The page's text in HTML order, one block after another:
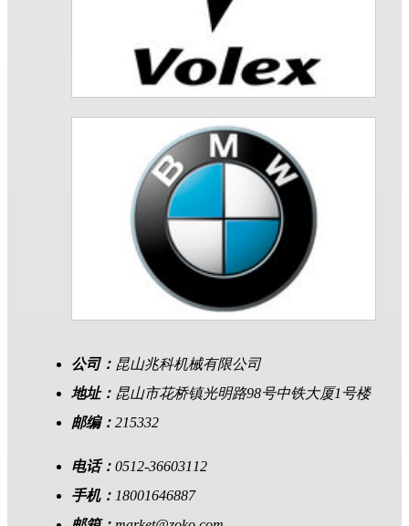
公司： 昆山兆科机械有限公司
地址： 昆山市花桥镇光明路98号中铁大厦1号楼
邮编： 215332
电话： 0512-36603112
手机： 18001646887